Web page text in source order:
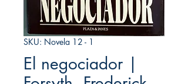
SKU: Novela 12 - 1
El negociador |